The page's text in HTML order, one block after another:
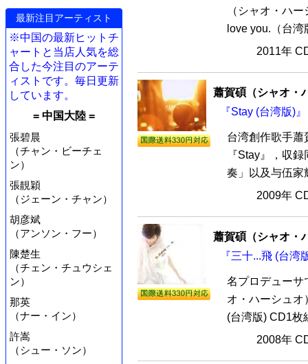
最新注目アーティスト
※中国の最新ヒットチ
ャートと当店人気を総
合した今注目のアーテ
ィストです。毎日更新
しています。
= 中国大陸 =
張碧晨
（チャン・ビーチェ
ン）
張靚穎
（ジェーン・チャン）
胡彦斌
（アンソン・フー）
陳楚生
（チェン・チュウシェ
ン）
那英
（ナー・イン）
許嵩
（シュー・ソン）
（シャオ・ハ
love you.（台
2011年
蕭賀碩（シャオ・
『Stay (台湾版)
台湾創作歌手
『Stay』，収
奏」以及与伍家
2009年
蕭賀碩（シャオ・
『三十...飛 (台湾
名プロデューサ
オ・ハーシュオ
(台湾版) CD1枚
2008年